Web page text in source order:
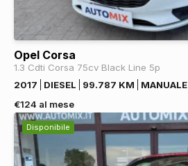
Opel Corsa
1.3 Cdti Corsa 75cv Black Line 5p
2017
DIESEL 99.787 KM
MANUALE
€124 al mese
Disponibile